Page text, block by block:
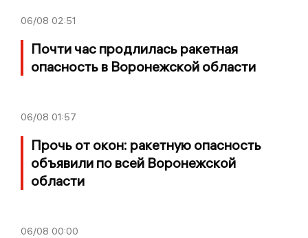
06/08 02:51
Почти час продлилась ракетная
опасность в Воронежской области
06/08 01:57
Прочь от окон: ракетную опасность
объявили по всей Воронежской
области
06/08 00:00